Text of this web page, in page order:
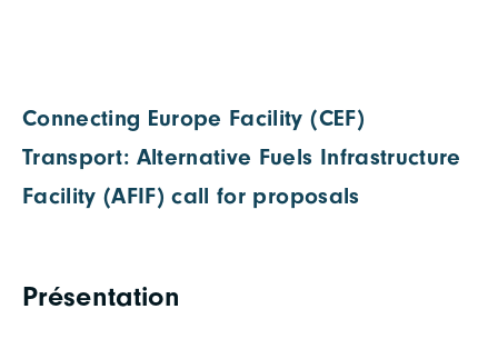
Connecting Europe Facility (CEF)
Transport: Alternative Fuels Infrastructure
Facility (AFIF) call for proposals
Présentation